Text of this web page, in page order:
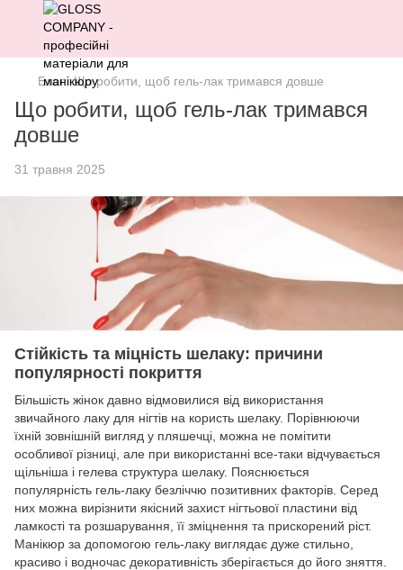
Блог Що робити, щоб гель-лак тримався довше
Що робити, щоб гель-лак тримався
довше
31 травня 2025
Стійкість та міцність шелаку: причини
популярності покриття
Більшість жінок давно відмовилися від використання
звичайного лаку для нігтів на користь шелаку. Порівнюючи
їхній зовнішній вигляд у пляшечці, можна не помітити
особливої ​​різниці, але при використанні все-таки відчувається
щільніша і гелева структура шелаку. Пояснюється
популярність гель-лаку безліччю позитивних факторів. Серед
них можна вирізнити якісний захист нігтьової пластини від
ламкості та розшарування, її зміцнення та прискорений ріст.
Манікюр за допомогою гель-лаку виглядає дуже стильно,
красиво і водночас декоративність зберігається до його зняття.